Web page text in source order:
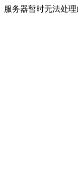
服务器暂时无法处